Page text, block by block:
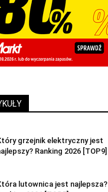
grzejnik elektryczny jest
Ranking 2026 [TOP9]
lutownica jest najlepsza?